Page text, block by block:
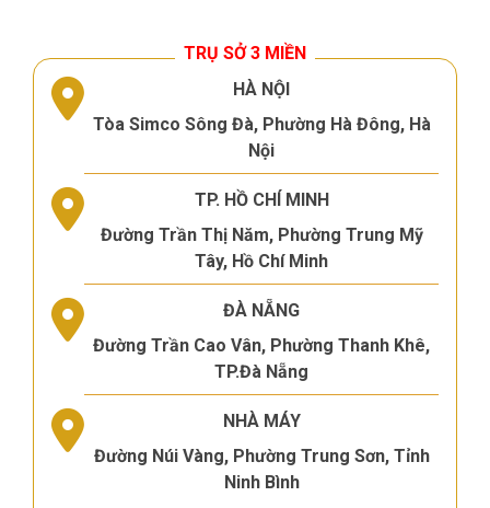
TRỤ SỞ 3 MIỀN
HÀ NỘI
Tòa Simco Sông Đà, Phường Hà Đông, Hà
Nội
TP. HỒ CHÍ MINH
Đường Trần Thị Năm, Phường Trung Mỹ
Tây, Hồ Chí Minh
ĐÀ NẴNG
Đường Trần Cao Vân, Phường Thanh Khê,
TP.Đà Nẵng
NHÀ MÁY
Đường Núi Vàng, Phường Trung Sơn, Tỉnh
Ninh Bình